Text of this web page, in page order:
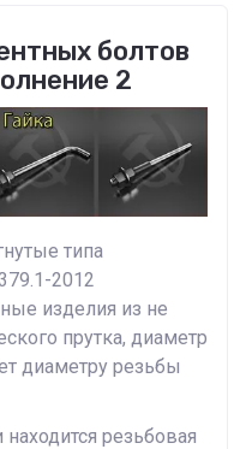
болтов
2
типа
2012
изделия из не
прутка, диаметр
диаметру резьбы
резьбовая